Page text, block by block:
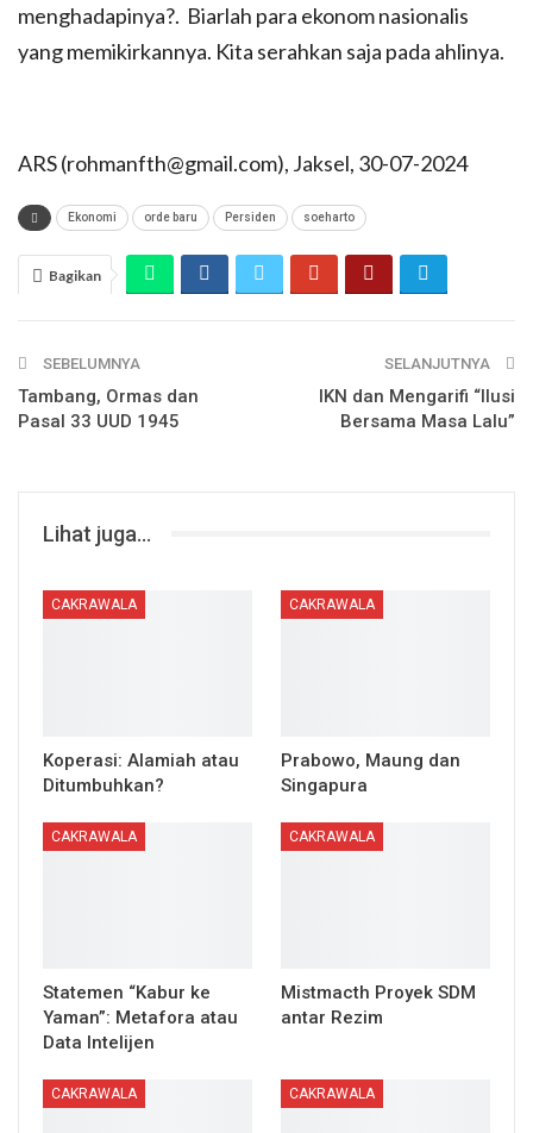
menghadapinya?. Biarlah para ekonom nasionalis
yang memikirkannya. Kita serahkan saja pada ahlinya.
ARS (rohmanfth@gmail.com), Jaksel, 30-07-2024
Ekonomi orde baru Persiden soeharto
Bagikan
SEBELUMNYA
Tambang, Ormas dan
Pasal 33 UUD 1945
SELANJUTNYA
IKN dan Mengarifi “Ilusi
Bersama Masa Lalu”
Lihat juga...
CAKRAWALA
Koperasi: Alamiah atau
Ditumbuhkan?
CAKRAWALA
Prabowo, Maung dan
Singapura
CAKRAWALA
Statemen “Kabur ke
Yaman”: Metafora atau
Data Intelijen
CAKRAWALA
Mistmacth Proyek SDM
antar Rezim
CAKRAWALA CAKRAWALA